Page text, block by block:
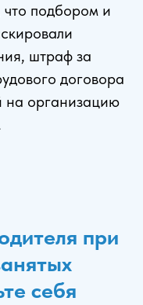
что подбором и
штраф за
договора
на организацию
при
себя